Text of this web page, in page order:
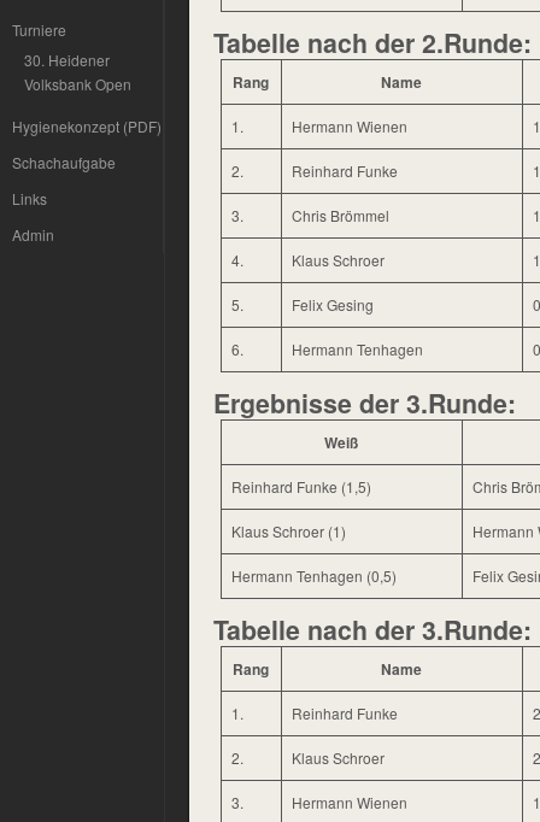
Turniere
30. Heidener
Volksbank Open
Hygienekonzept (PDF)
Schachaufgabe
Links
Admin
Tabelle nach der 2.Runde:
Rang Name
1. Hermann Wienen
2. Reinhard Funke
3. Chris Brömmel 1
4. Klaus Schroer 1
5. Felix Gesing
6. Hermann Tenhagen
Ergebnisse der 3.Runde:
Weiß
Reinhard Funke (1,5) Chris
Klaus Schroer (1) Hermann
Hermann Tenhagen (0,5) Felix
Tabelle nach der 3.Runde:
Rang Name
1. Reinhard Funke
2. Klaus Schroer
3. Hermann Wienen